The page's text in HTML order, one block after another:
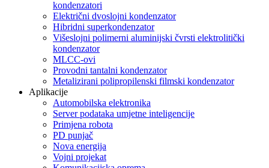
kondenzatori
Električni dvoslojni kondenzator
Hibridni superkondenzator
Višeslojni polimerni aluminijski čvrsti elektrolitički
kondenzator
MLCC-ovi
Provodni tantalni kondenzator
Metalizirani polipropilenski filmski kondenzator
Aplikacije
Automobilska elektronika
Server podataka umjetne inteligencije
Primjena robota
PD punjač
Nova energija
Vojni projekat